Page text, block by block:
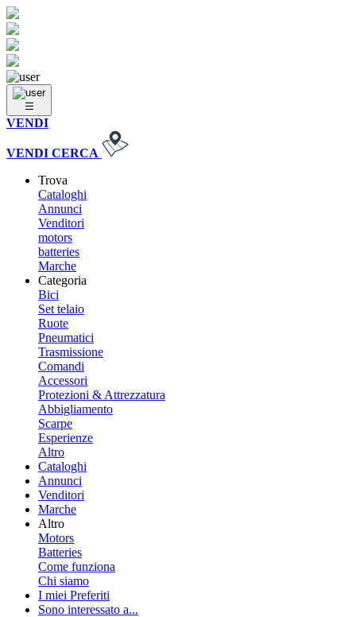
VENDI
VENDI CERCA
Trova
Cataloghi
Annunci
Venditori
motors
batteries
Marche
Categoria
Bici
Set telaio
Ruote
Pneumatici
Trasmissione
Comandi
Accessori
Protezioni & Attrezzatura
Abbigliamento
Scarpe
Esperienze
Altro
Cataloghi
Annunci
Venditori
Marche
Altro
Motors
Batteries
Come funziona
Chi siamo
I miei Preferiti
Sono interessato a...